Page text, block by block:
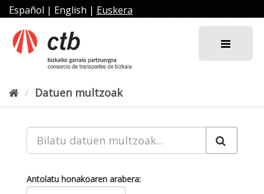
Joan
edukira
Español | English | Euskera
Datuen multzoak
Antolatu honakoaren arabera